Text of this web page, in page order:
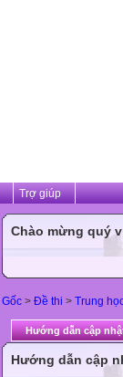
Trợ giúp
Chào mừng quý
Gốc > Đề thi > Trung
Hướng dẫn cập
Hướng dẫn cập